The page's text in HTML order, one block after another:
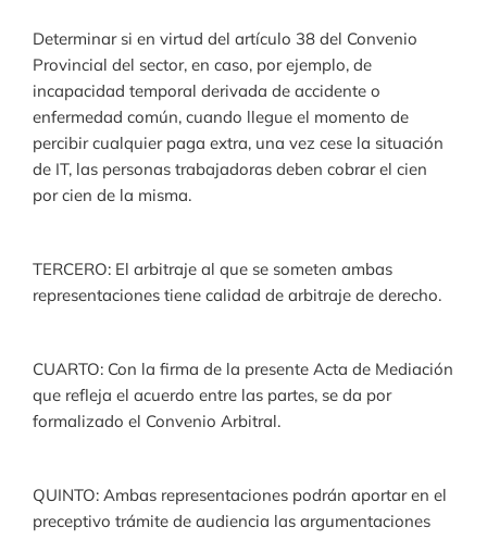
Determinar si en virtud del artículo 38 del Convenio
Provincial del sector, en caso, por ejemplo, de
incapacidad temporal derivada de accidente o
enfermedad común, cuando llegue el momento de
percibir cualquier paga extra, una vez cese la situación
de IT, las personas trabajadoras deben cobrar el cien
por cien de la misma.
TERCERO: El arbitraje al que se someten ambas
representaciones tiene calidad de arbitraje de derecho.
CUARTO: Con la firma de la presente Acta de Mediación
que refleja el acuerdo entre las partes, se da por
formalizado el Convenio Arbitral.
QUINTO: Ambas representaciones podrán aportar en el
preceptivo trámite de audiencia las argumentaciones